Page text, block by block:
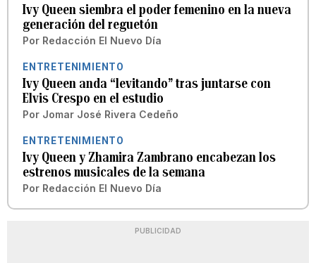
Ivy Queen siembra el poder femenino en la nueva
generación del reguetón
Por Redacción El Nuevo Día
ENTRETENIMIENTO
Ivy Queen anda “levitando” tras juntarse con
Elvis Crespo en el estudio
Por Jomar José Rivera Cedeño
ENTRETENIMIENTO
Ivy Queen y Zhamira Zambrano encabezan los
estrenos musicales de la semana
Por Redacción El Nuevo Día
PUBLICIDAD